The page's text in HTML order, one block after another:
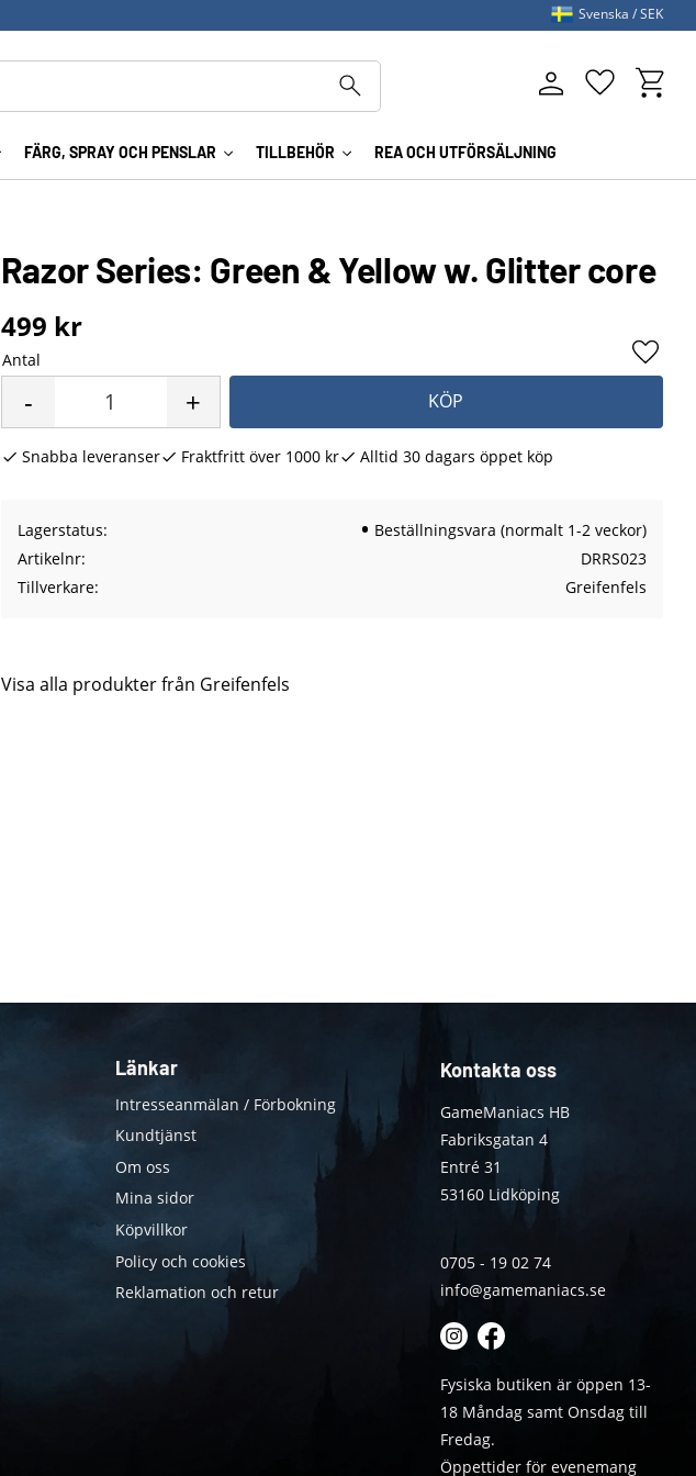
FÄRG, SPRAY OCH PENSLAR TILLBEHÖR REA OCH UTFÖRSÄLJNING
Favoriter
Svenska SEK
Razor Series: Green & Yellow w. Glitter core
499 kr
Antal
+
- KÖP
Lägg
Snabba leveranser Fraktfritt över 1000 kr Alltid 30 dagars öppet köp
Lagerstatus
Beställningsvara (normalt 1-2 veckor)
Artikelnr
DRRS023
Tillverkare
Greifenfels
Visa alla produkter från Greifenfels
Länkar
Intresseanmälan / Förbokning
Kundtjänst
Om oss
Mina sidor
Köpvillkor
Policy och cookies
Reklamation och retur
Kontakta oss
GameManiacs HB
Fabriksgatan 4
Entré 31
53160 Lidköping
0705 - 19 02 74
info@gamemaniacs.se
Fysiska butiken är öppen 13-
18 Måndag samt Onsdag till
Fredag.
Öppettider för evenemang